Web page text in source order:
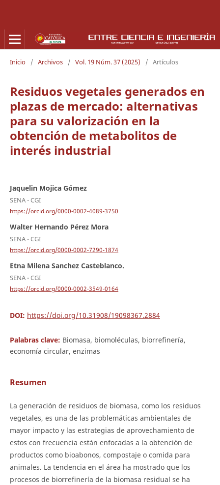
Inicio / Archivos / Vol. 19 Núm. 37 (2025) / Artículos
Residuos vegetales generados en
plazas de mercado: alternativas
para su valorización en la
obtención de metabolitos de
interés industrial
Jaquelin Mojica Gómez
SENA - CGI
https://orcid.org/0000-0002-4089-3750
Walter Hernando Pérez Mora
SENA - CGI
https://orcid.org/0000-0002-7290-1874
Etna Milena Sanchez Casteblanco.
SENA - CGI
https://orcid.org/0000-0002-3549-0164
DOI: https://doi.org/10.31908/19098367.2884
Palabras clave: Biomasa, biomoléculas, biorrefinería,
economía circular, enzimas
Resumen
La generación de residuos de biomasa, como los residuos
vegetales, es una de las problemáticas ambientales de
mayor impacto y las estrategias de aprovechamiento de
estos con frecuencia están enfocadas a la obtención de
productos como bioabonos, compostaje o comida para
animales. La tendencia en el área ha mostrado que los
procesos de biorrefinería de la biomasa residual se ha